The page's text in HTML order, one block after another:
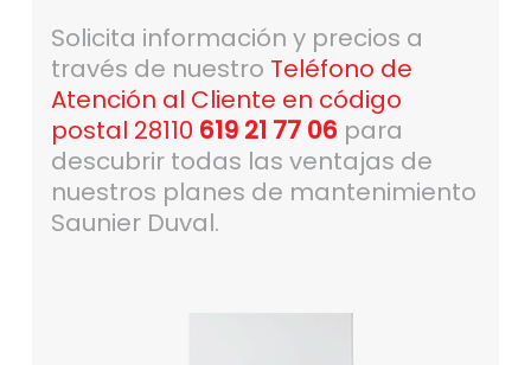
Solicita información y precios a
través de nuestro Teléfono de
Atención al Cliente en código
postal 28110 619 21 77 06 para
descubrir todas las ventajas de
nuestros planes de mantenimiento
Saunier Duval.